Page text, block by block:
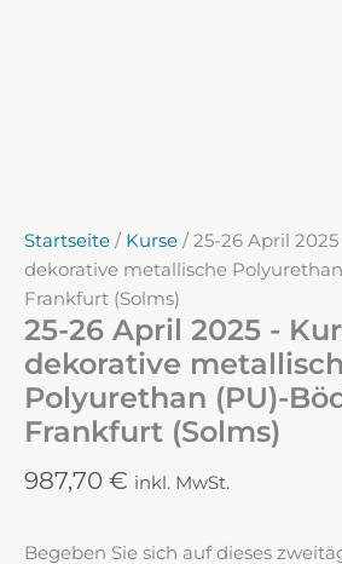
Startseite / Kurse / 25-26 April
dekorative metallische
Frankfurt (Solms)
25-26 April 2025 -
dekorative
Polyurethan (PU)-
Frankfurt (Solms)
987,70 € inkl. MwSt.
Begeben Sie sich auf dieses